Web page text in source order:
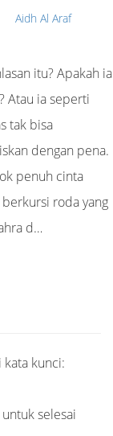
Aidh Al Araf
itu? Apakah ia
Atau ia seperti
tak bisa
dengan pena.
penuh cinta
roda yang
d…
kunci:
selesai